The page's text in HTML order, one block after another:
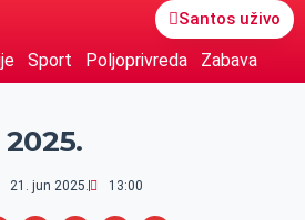
Santos uživo
Sport Poljoprivreda Zabava
21. jun 2025. 13:00